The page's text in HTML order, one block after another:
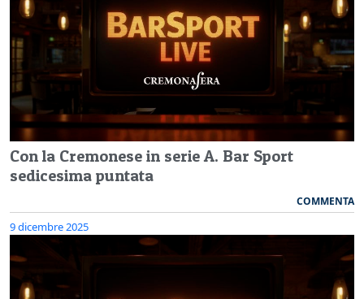
Con la Cremonese in serie A. Bar Sport
sedicesima puntata
COMMENTA
9 dicembre 2025